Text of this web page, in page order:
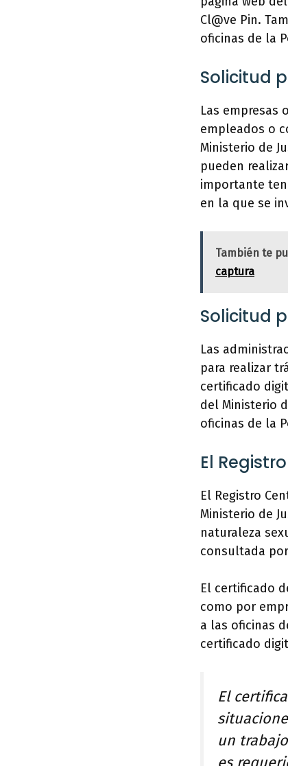
Cl@ve Pin.
oficinas de la
Solicitud
Las empresas
empleados o
Ministerio de
pueden
importante
en la que se
También te
captura
Solicitud
Las
para realizar
certificado
del Ministerio
oficinas de la
El
El Registro
Ministerio de
naturaleza
consultada
El certificado
como por
a las oficinas
certificado
El
un